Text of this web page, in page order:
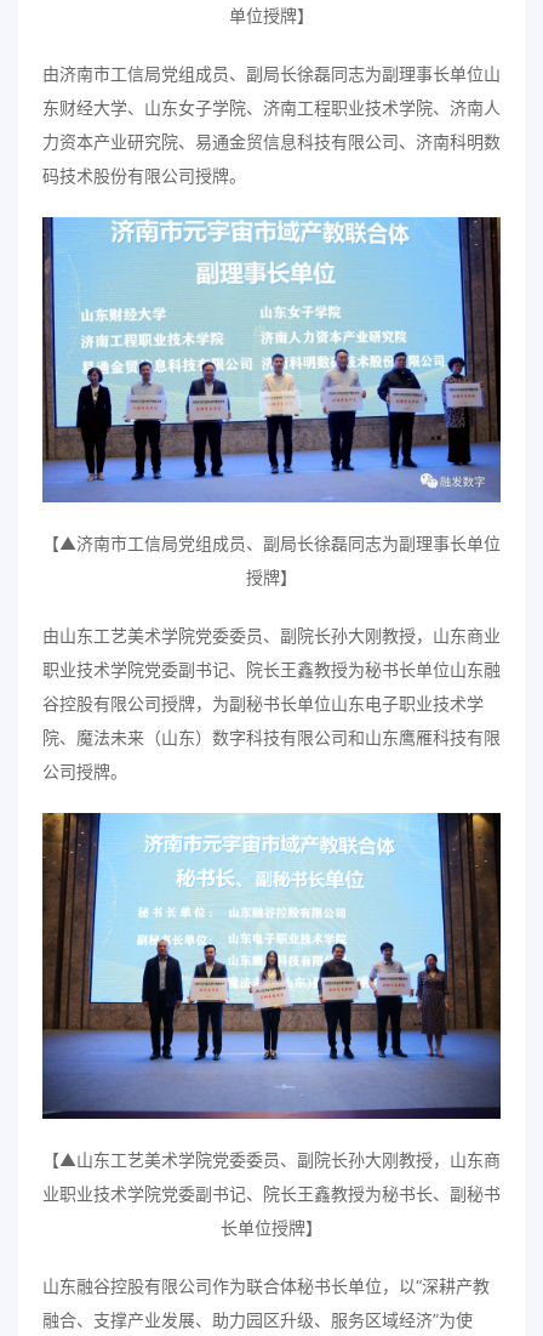
单位授牌】
由济南市工信局党组成员、副局长徐磊同志为副理事长单位山
东财经大学、山东女子学院、济南工程职业技术学院、济南人
力资本产业研究院、易通金贸信息科技有限公司、济南科明数
码技术股份有限公司授牌。
【▲济南市工信局党组成员、副局长徐磊同志为副理事长单位
授牌】
由山东工艺美术学院党委委员、副院长孙大刚教授，山东商业
职业技术学院党委副书记、院长王鑫教授为秘书长单位山东融
谷控股有限公司授牌，为副秘书长单位山东电子职业技术学
院、魔法未来（山东）数字科技有限公司和山东鹰雁科技有限
公司授牌。
【▲山东工艺美术学院党委委员、副院长孙大刚教授，山东商
业职业技术学院党委副书记、院长王鑫教授为秘书长、副秘书
长单位授牌】
山东融谷控股有限公司作为联合体秘书长单位，以“深耕产教
融合、支撑产业发展、助力园区升级、服务区域经济”为使